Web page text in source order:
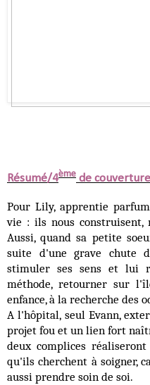
Résumé/4ème de
Pour Lily, apprentie
vie : ils nous construisent,
Aussi, quand sa petite
suite d'une grave chute
stimuler ses sens et lui
méthode, retourner sur
enfance, à la recherche des
A l'hôpital, seul Evann,
projet fou et un lien fort
deux complices
qu'ils cherchent à soigner,
aussi prendre soin de soi.